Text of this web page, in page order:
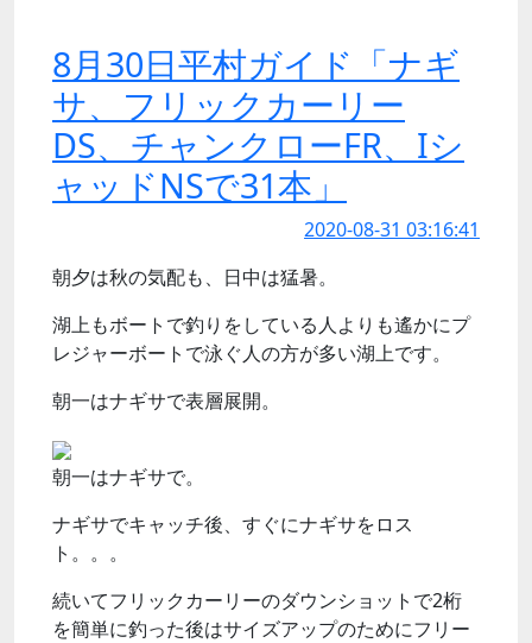
8月30日平村ガイド「ナギ
サ、フリックカーリー
DS、チャンクローFR、Iシ
ャッドNSで31本」
2020-08-31 03:16:41
朝夕は秋の気配も、日中は猛暑。
湖上もボートで釣りをしている人よりも遙かにプ
レジャーボートで泳ぐ人の方が多い湖上です。
朝一はナギサで表層展開。
朝一はナギサで。
ナギサでキャッチ後、すぐにナギサをロス
ト。。。
続いてフリックカーリーのダウンショットで2桁
を簡単に釣った後はサイズアップのためにフリー